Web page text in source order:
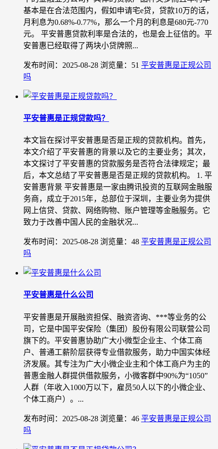
基本是在合法范围内，假如申请宅e贷，贷款10万的话，
月利息为0.68%-0.77%，那么一个月的利息是680元-770
元。 平安普惠贷款利率是合法的，也是会上征信的。平
安普惠已经取得了两块小贷牌照...
发布时间：2025-08-28 浏览量：51 平安普惠是正规公司
吗
平安普惠是正规贷款吗？
本文旨在探讨平安普惠是否是正规的贷款机构。首先，
本文介绍了平安普惠的背景以及它的主要业务；其次，
本文探讨了平安普惠的贷款服务是否符合法律规定；最
后，本文总结了平安普惠是否是正规的贷款机构。 1. 平
安普惠背景 平安普惠是一家由腾讯投资的互联网金融服
务商，成立于2015年，总部位于深圳，主要业务为提供
网上信贷、贷款、网络购物、账户管理等金融服务。它
致力于改善中国人民的金融状况...
发布时间：2025-08-28 浏览量：48 平安普惠是正规公司
吗
平安普惠是什么公司
平安普惠是开展融资担保、融资咨询、***等业务的公
司，它是中国平安保险（集团）股份有限公司联营公司
旗下的。平安普惠协助广大小微型企业主、个体工商
户、普通工薪阶层获得专业借款服务，助力中国实体经
济发展。其专注为广大小微企业主和个体工商户为主的
普惠金融人群提供借款服务，小微客群中90%为“1050”
人群（年收入1000万以下，雇员50人以下的小微企业、
个体工商户）。...
发布时间：2025-08-28 浏览量：46 平安普惠是正规公司
吗